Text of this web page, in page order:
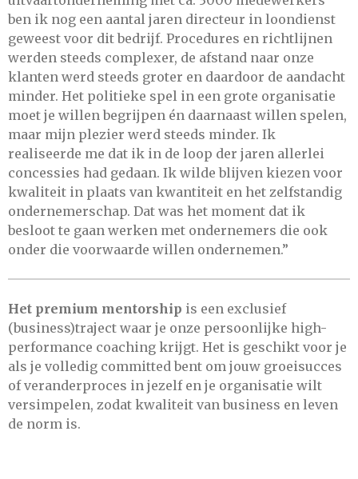
ben ik nog een aantal jaren directeur in loondienst
geweest voor dit bedrijf. Procedures en richtlijnen
werden steeds complexer, de afstand naar onze
klanten werd steeds groter en daardoor de aandacht
minder. Het politieke spel in een grote organisatie
moet je willen begrijpen én daarnaast willen spelen,
maar mijn plezier werd steeds minder. Ik
realiseerde me dat ik in de loop der jaren allerlei
concessies had gedaan. Ik wilde blijven kiezen voor
kwaliteit in plaats van kwantiteit en het zelfstandig
ondernemerschap. Dat was het moment dat ik
besloot te gaan werken met ondernemers die ook
onder die voorwaarde willen ondernemen.”
Het premium mentorship is een exclusief
(business)traject waar je onze persoonlijke high-
performance coaching krijgt. Het is geschikt voor je
als je volledig committed bent om jouw groeisucces
of veranderproces in jezelf en je organisatie wilt
versimpelen, zodat kwaliteit van business en leven
de norm is.